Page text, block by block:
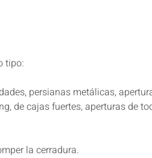
tipo:
persianas metálicas,
de cajas fuertes, aperturas de
la cerradura.